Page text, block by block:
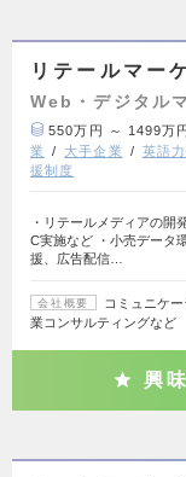
リテールマー
Web・デジタル
550万円 ～ 1499万
業
大手企業 英語
援制度
・リテールメディアの開
C実施など ・小売データ
援、広告配信…
会社概要
コミュニケ
業コンサルティングなど
興